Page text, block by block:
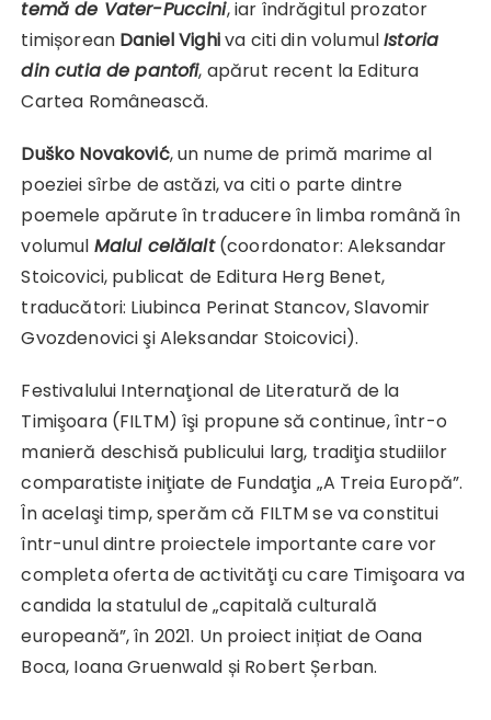
temă de Vater-Puccini, iar îndrăgitul prozator
timișorean Daniel Vighiva citi din volumulIstoria
din cutia de pantofi, apărut recent la Editura
Cartea Românească.
Duško Novaković, un nume de primă marime al
poeziei sîrbe de astăzi, va citi o parte dintre
poemele apărute în traducere în limba română în
volumul Malul celălalt(coordonator: Aleksandar
Stoicovici, publicat de Editura Herg Benet,
traducători: Liubinca Perinat Stancov, Slavomir
Gvozdenovici şi Aleksandar Stoicovici).
Festivalului Internaţional de Literatură de la
Timişoara (FILTM) îşi propune să continue, într-o
manieră deschisă publicului larg, tradiţia studiilor
comparatiste iniţiate de Fundaţia „A Treia Europă”.
În acelaşi timp, sperăm că FILTM se va constitui
într-unul dintre proiectele importante care vor
completa oferta de activităţi cu care Timişoara va
candida la statulul de „capitală culturală
europeană”, în 2021. Un proiect inițiat de Oana
Boca, Ioana Gruenwald și Robert Șerban.